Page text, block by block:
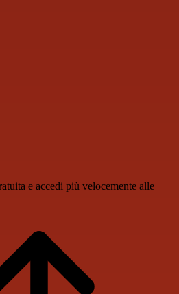
e accedi più velocemente alle